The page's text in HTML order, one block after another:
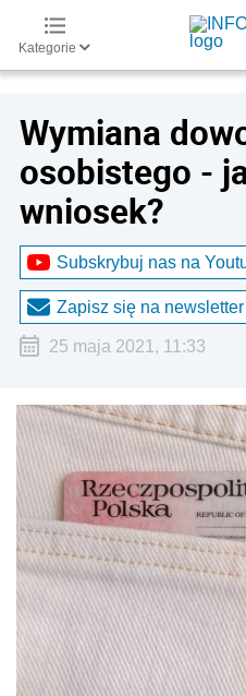
Kategorie
Wymiana
osobistego -
wniosek?
Subskrybuj nas na
Zapisz się na newsletter
25 maja 2021, 11:33